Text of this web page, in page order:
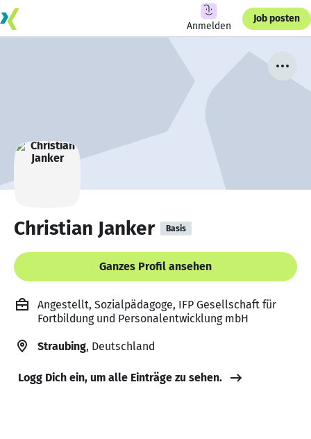
Anmelden
Job posten
Christian Janker Basis
Ganzes Profil ansehen
Angestellt, Sozialpädagoge, IFP Gesellschaft für
Fortbildung und Personalentwicklung mbH
Straubing, Deutschland
Logg Dich ein, um alle Einträge zu sehen.